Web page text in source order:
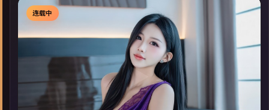
▶
连载中